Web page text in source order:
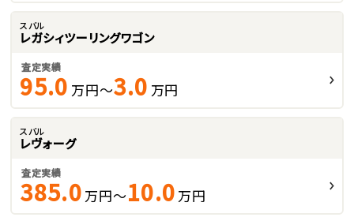
スバル
レガシィツーリングワゴン
査定実績
95.0 万円～3.0 万円
スバル
レヴォーグ
査定実績
385.0 万円～10.0 万円